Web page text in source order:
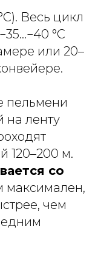
Весь цикл
°C
или 20–
пельмени
на ленту
120–200 м.
со
максимален,
чем